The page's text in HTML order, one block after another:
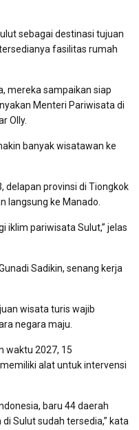
sebagai destinasi tujuan
fasilitas rumah
mereka sampaikan siap
Menteri Pariwisata di
Olly.
banyak wisatawan ke
delapan provinsi di Tiongkok
langsung ke Manado.
iklim pariwisata Sulut,” jelas
Sadikin, senang kerja
wisata turis wajib
negara maju.
waktu 2027, 15
alat untuk intervensi
baru 44 daerah
Sulut sudah tersedia,” kata